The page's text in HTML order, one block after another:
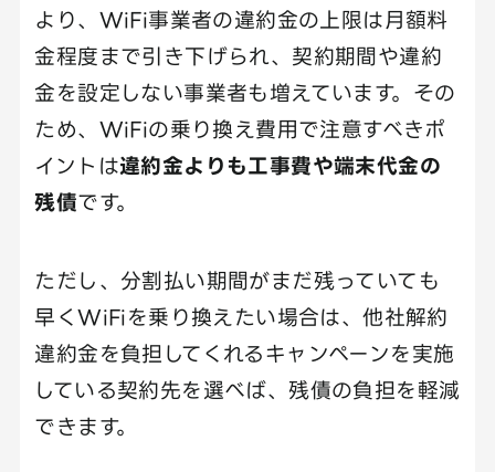
より、WiFi事業者の違約金の上限は月額料
金程度まで引き下げられ、契約期間や違約
金を設定しない事業者も増えています。その
ため、WiFiの乗り換え費用で注意すべきポ
イントは違約金よりも工事費や端末代金の
残債です。
ただし、分割払い期間がまだ残っていても
早くWiFiを乗り換えたい場合は、他社解約
違約金を負担してくれるキャンペーンを実施
している契約先を選べば、残債の負担を軽減
できます。